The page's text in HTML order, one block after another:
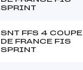
SPRINT
SNT FFS 4 COUPE
DE FRANCE FIS
SPRINT